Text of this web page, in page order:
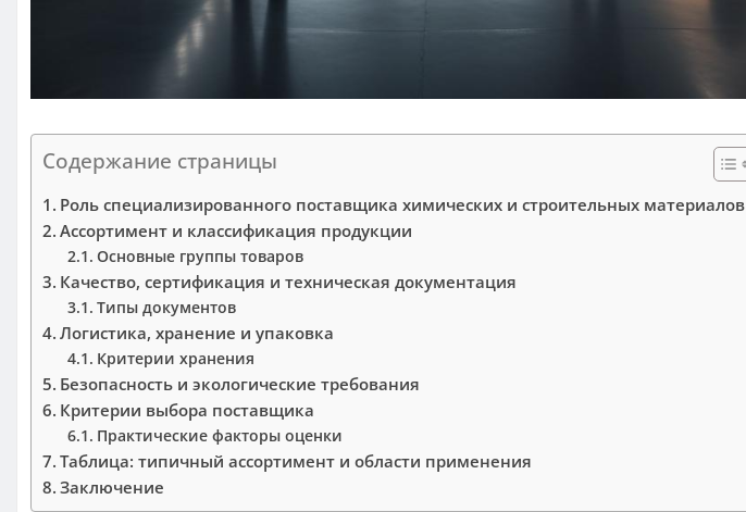
Содержание страницы
Роль специализированного поставщика химических и строительных материалов
Ассортимент и классификация продукции
Основные группы товаров
Качество, сертификация и техническая документация
Типы документов
Логистика, хранение и упаковка
Критерии хранения
Безопасность и экологические требования
Критерии выбора поставщика
Практические факторы оценки
Таблица: типичный ассортимент и области применения
Заключение